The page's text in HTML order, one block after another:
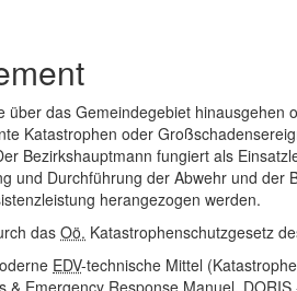
das Gemeindegebiet hinausgehen
Katastrophen oder
Bezirkshauptmann fungiert als
und Durchführung der Abwehr und der
herangezogen werden.
das Oö. Katastrophenschutzgesetz
EDV-technische Mittel
& Emergency Response Manuel, DORIS